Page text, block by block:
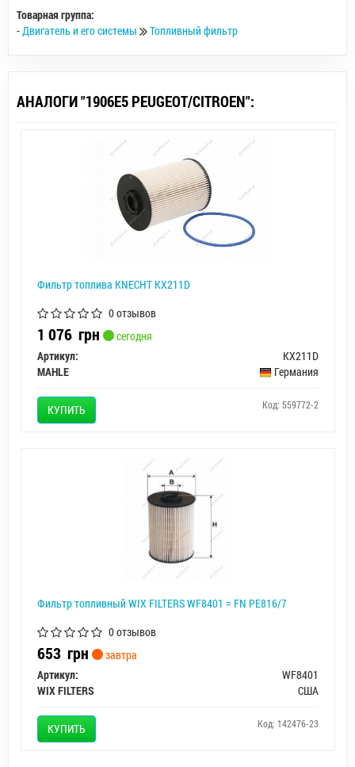
Товарная группа:
-Двигатель и его системы Топливный фильтр
АНАЛОГИ "1906E5 PEUGEOT/CITROEN":
Фильтр топлива KNECHT KX211D
0 отзывов
1 076 грн
сегодня
Артикул:
KX211D
MAHLE
Германия
КУПИТЬ Код: 559772-2
Фильтр топливный WIX FILTERS WF8401 = FN PE816/7
0 отзывов
653 грн
завтра
Артикул:
WF8401
WIX FILTERS
США
КУПИТЬ Код: 142476-23